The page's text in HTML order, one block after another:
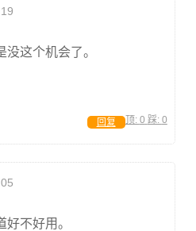
这个机会了。
顶: 0 踩: 0
回复
不好用。